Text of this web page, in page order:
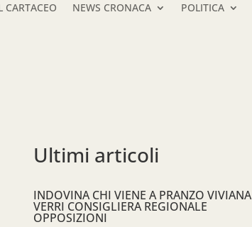
CARTACEO NEWS CRONACA POLITICA
Ultimi articoli
INDOVINA CHI VIENE A PRANZO VIVIANA
VERRI CONSIGLIERA REGIONALE
OPPOSIZIONI